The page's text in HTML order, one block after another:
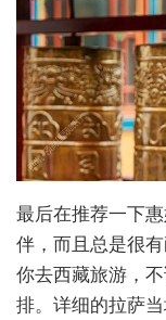
最后在推荐一下
伴，而且总是很
你去西藏旅游，
排。详细的拉萨